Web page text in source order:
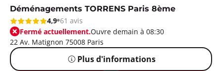
Déménagements TORRENS Paris 8ème
4,9 61 avis
Fermé actuellement.Ouvre demain à 08:30
22 Av. Matignon 75008 Paris
Plus d'informations